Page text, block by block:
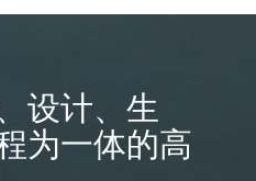
设计、生
为一体的高